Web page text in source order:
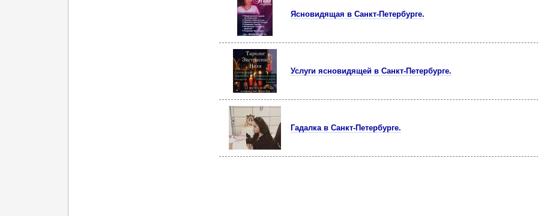
Ясновидящая в Санкт-Петербурге.
Услуги ясновидящей в Санкт-Петербурге.
Гадалка в Санкт-Петербурге.